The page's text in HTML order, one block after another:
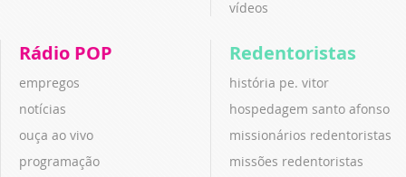
vídeos
Rádio POP
empregos
notícias
ouça ao vivo
programação
Redentoristas
história pe. vitor
hospedagem santo afonso
missionários redentoristas
missões redentoristas